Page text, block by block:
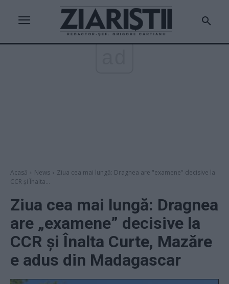
Acasă News
Ziua cea mai lungă: Dragnea are "examene" decisive la
CCR și Înalta...
Ziua cea mai lungă: Dragnea
are „examene” decisive la
CCR și Înalta Curte, Mazăre
e adus din Madagascar